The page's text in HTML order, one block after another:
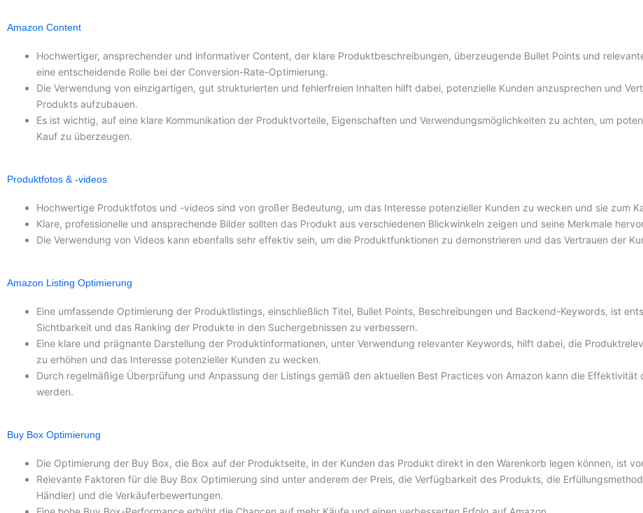
Amazon Content
Hochwertiger, ansprechender und informativer Content, der klare Produktbeschreibungen, überzeugende Bullet Points und
eine entscheidende Rolle bei der Conversion-Rate-Optimierung.
Die Verwendung von einzigartigen, gut strukturierten und fehlerfreien Inhalten hilft dabei, potenzielle Kunden anzusprechen und
Produkts aufzubauen.
Es ist wichtig, auf eine klare Kommunikation der Produktvorteile, Eigenschaften und Verwendungsmöglichkeiten zu achten, um
Kauf zu überzeugen.
Produktfotos & -videos
Hochwertige Produktfotos und -videos sind von großer Bedeutung, um das Interesse potenzieller Kunden zu wecken und sie zum
Klare, professionelle und ansprechende Bilder sollten das Produkt aus verschiedenen Blickwinkeln zeigen und seine Merkmale
Die Verwendung von Videos kann ebenfalls sehr effektiv sein, um die Produktfunktionen zu demonstrieren und das Vertrauen der
Amazon Listing Optimierung
Eine umfassende Optimierung der Produktlistings, einschließlich Titel, Bullet Points, Beschreibungen und Backend-Keywords, ist
Sichtbarkeit und das Ranking der Produkte in den Suchergebnissen zu verbessern.
Eine klare und prägnante Darstellung der Produktinformationen, unter Verwendung relevanter Keywords, hilft dabei, die
zu erhöhen und das Interesse potenzieller Kunden zu wecken.
Durch regelmäßige Überprüfung und Anpassung der Listings gemäß den aktuellen Best Practices von Amazon kann die Effektivität
werden.
Buy Box Optimierung
Die Optimierung der Buy Box, die Box auf der Produktseite, in der Kunden das Produkt direkt in den Warenkorb legen können, ist
Relevante Faktoren für die Buy Box Optimierung sind unter anderem der Preis, die Verfügbarkeit des Produkts, die
Händler) und die Verkäuferbewertungen.